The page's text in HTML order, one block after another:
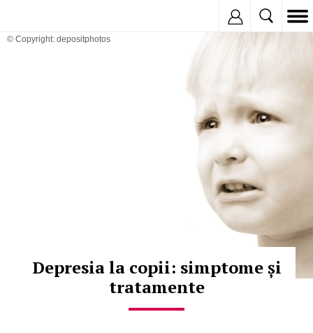
© Copyright: depositphotos
Depresia la copii: simptome și
tratamente